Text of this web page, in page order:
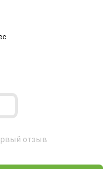
отзыв